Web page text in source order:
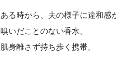
ある時から、夫の様子に違和感
嗅いだことのない香水。
肌身離さず持ち歩く携帯。